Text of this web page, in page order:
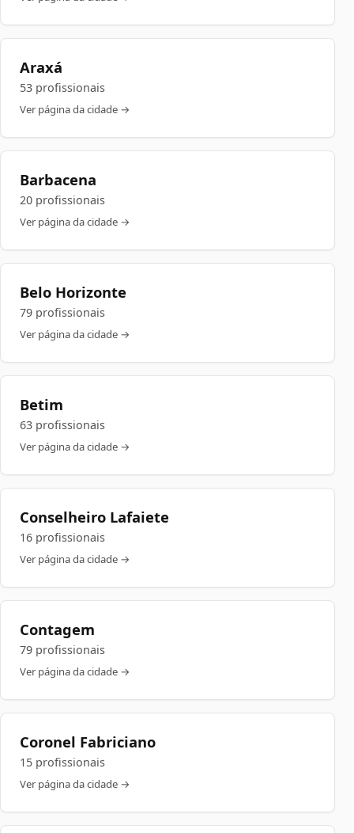
Araxá
53 profissionais
Ver página da cidade →
Barbacena
20 profissionais
Ver página da cidade →
Belo Horizonte
79 profissionais
Ver página da cidade →
Betim
63 profissionais
Ver página da cidade →
Conselheiro Lafaiete
16 profissionais
Ver página da cidade →
Contagem
79 profissionais
Ver página da cidade →
Coronel Fabriciano
15 profissionais
Ver página da cidade →